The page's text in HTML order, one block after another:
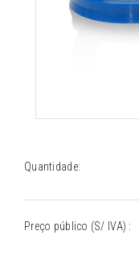
Quantidade:
Preço público (S/ IVA) :